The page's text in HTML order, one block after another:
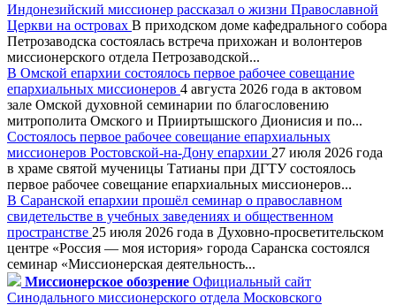
Индонезийский миссионер рассказал о жизни Православной
Церкви на островах В приходском доме кафедрального собора
Петрозаводска состоялась встреча прихожан и волонтеров
миссионерского отдела Петрозаводской...
В Омской епархии состоялось первое рабочее совещание
епархиальных миссионеров 4 августа 2026 года в актовом
зале Омской духовной семинарии по благословению
митрополита Омского и Прииртышского Дионисия и по...
Состоялось первое рабочее совещание епархиальных
миссионеров Ростовской-на-Дону епархии 27 июля 2026 года
в храме святой мученицы Татианы при ДГТУ состоялось
первое рабочее совещание епархиальных миссионеров...
В Саранской епархии прошёл семинар о православном
свидетельстве в учебных заведениях и общественном
пространстве 25 июля 2026 года в Духовно-просветительском
центре «Россия — моя история» города Саранска состоялся
семинар «Миссионерская деятельность...
Миссионерское обозрение Официальный сайт
Синодального миссионерского отдела Московского